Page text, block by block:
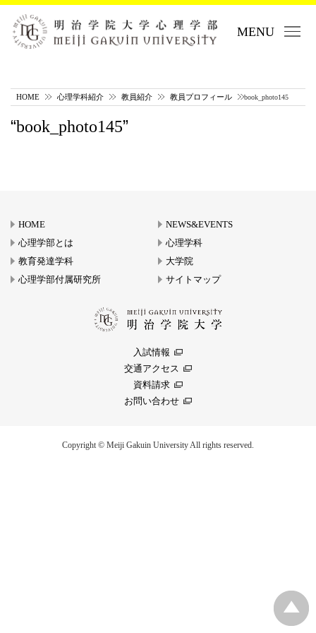
MENU
HOME 心理学科紹介 教員紹介 教員プロフィール book_photo145
book_photo145
HOME
NEWS&EVENTS
心理学部とは
心理学科
教育発達学科
大学院
心理学部付属研究所
サイトマップ
入試情報
交通アクセス
資料請求
お問い合わせ
Copyright © Meiji Gakuin University All rights reserved.